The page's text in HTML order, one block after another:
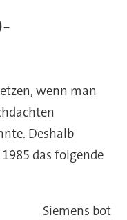
wenn man
Deshalb
das folgende
Siemens bot